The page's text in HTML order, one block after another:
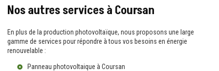
Nos autres services à Coursan
En plus de la production photovoltaïque, nous proposons une large
gamme de services pour répondre à tous vos besoins en énergie
renouvelable :
Panneau photovoltaique à Coursan